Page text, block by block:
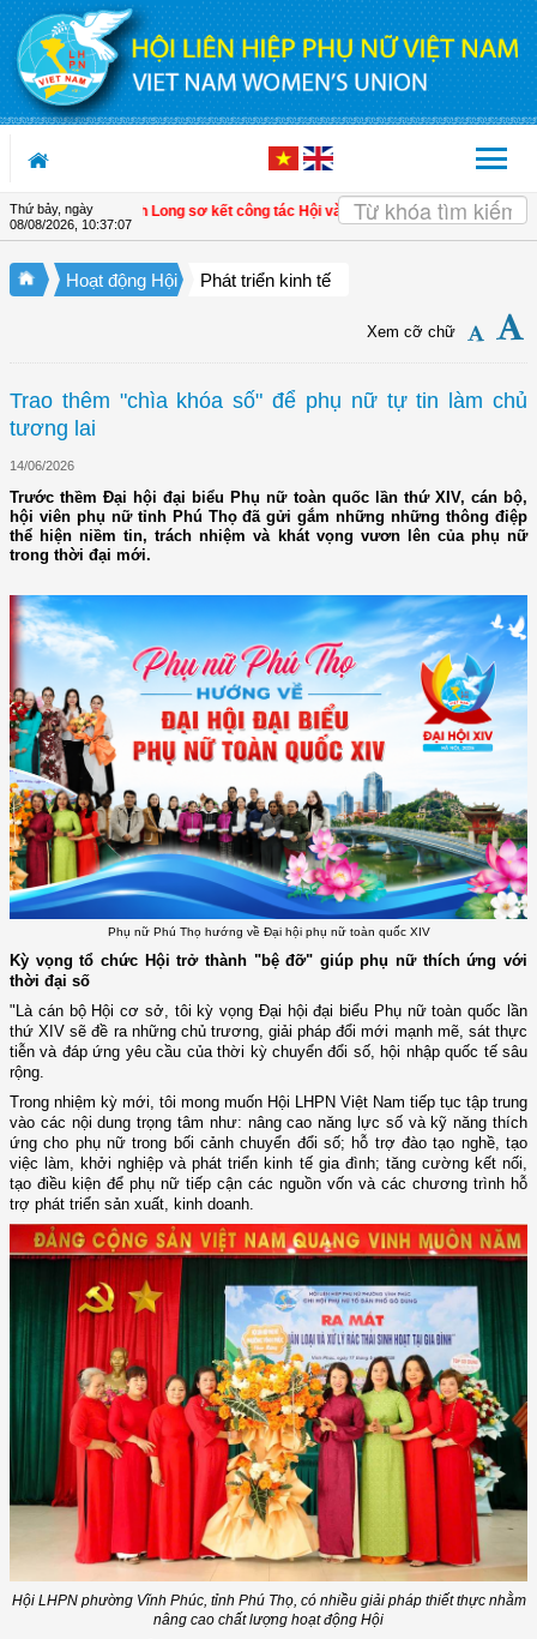
Truy cập nội dung luôn
Thứ bảy, ngày
08/08/2026, 10:37:08
Ngãi, Vĩnh Long sơ kết công tác Hội và phong trào phụ nữ 6 tháng đầu năm
Hoạt động Hội Phát triển kinh tế
Xem cỡ chữ
Trao thêm "chìa khóa số" để phụ nữ tự tin làm chủ
tương lai
14/06/2026
Trước thềm Đại hội đại biểu Phụ nữ toàn quốc lần thứ XIV, cán bộ,
hội viên phụ nữ tỉnh Phú Thọ đã gửi gắm những những thông điệp
thể hiện niềm tin, trách nhiệm và khát vọng vươn lên của phụ nữ
trong thời đại mới.
Phụ nữ Phú Thọ hướng về Đại hội phụ nữ toàn quốc XIV
Kỳ vọng tổ chức Hội trở thành "bệ đỡ" giúp phụ nữ thích ứng với
thời đại số
"Là cán bộ Hội cơ sở, tôi kỳ vọng Đại hội đại biểu Phụ nữ toàn quốc lần
thứ XIV sẽ đề ra những chủ trương, giải pháp đổi mới mạnh mẽ, sát thực
tiễn và đáp ứng yêu cầu của thời kỳ chuyển đổi số, hội nhập quốc tế sâu
rộng.
Trong nhiệm kỳ mới, tôi mong muốn Hội LHPN Việt Nam tiếp tục tập trung
vào các nội dung trọng tâm như: nâng cao năng lực số và kỹ năng thích
ứng cho phụ nữ trong bối cảnh chuyển đổi số; hỗ trợ đào tạo nghề, tạo
việc làm, khởi nghiệp và phát triển kinh tế gia đình; tăng cường kết nối,
tạo điều kiện để phụ nữ tiếp cận các nguồn vốn và các chương trình hỗ
trợ phát triển sản xuất, kinh doanh.
Hội LHPN phường Vĩnh Phúc, tỉnh Phú Thọ, có nhiều giải pháp thiết thực nhằm
nâng cao chất lượng hoạt động Hội